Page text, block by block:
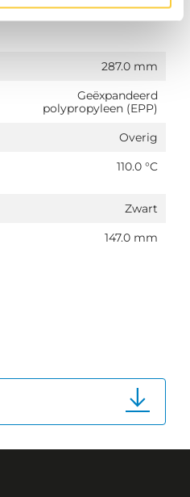
287.0 mm
Geëxpandeerd
polypropyleen (EPP)
Overig
110.0 °C
Zwart
147.0 mm